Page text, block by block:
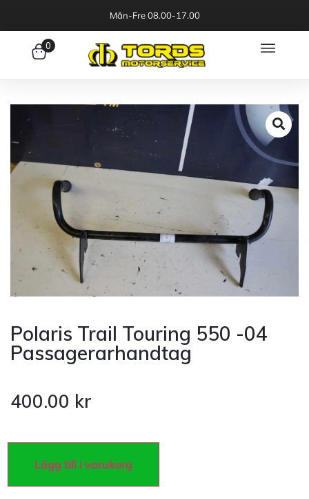
Mån-Fre 08.00-17.00
0
Polaris Trail Touring 550 -04
Passagerarhandtag
400.00 kr
Lägg till i varukorg